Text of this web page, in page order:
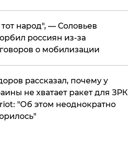
народ", — Соловьев
россиян из-за
о мобилизации
рассказал, почему у
не хватает ракет для ЗРК
"Об этом неоднократно